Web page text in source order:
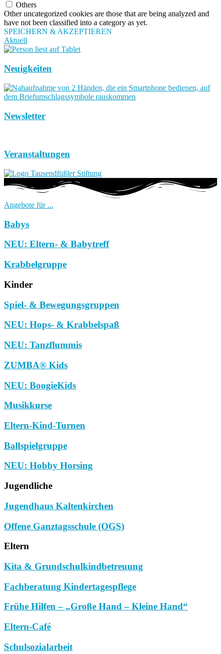
Others
Other uncategorized cookies are those that are being analyzed and
have not been classified into a category as yet.
SPEICHERN & AKZEPTIEREN
Aktuell
Neuigkeiten
Newsletter
Veranstaltungen
Angebote für ...
Babys
NEU: Eltern- & Babytreff
Krabbelgruppe
Kinder
Spiel- & Bewegungsgruppen
NEU: Hops- & Krabbelspaß
NEU: Tanzflummis
ZUMBA® Kids
NEU: BoogieKids
Musikkurse
Eltern-Kind-Turnen
Ballspielgruppe
NEU: Hobby Horsing
Jugendliche
Jugendhaus Kaltenkirchen
Offene Ganztagsschule (OGS)
Eltern
Kita & Grundschulkindbetreuung
Fachberatung Kindertagespflege
Frühe Hilfen – „Große Hand – Kleine Hand“
Eltern-Café
Schulsozialarbeit